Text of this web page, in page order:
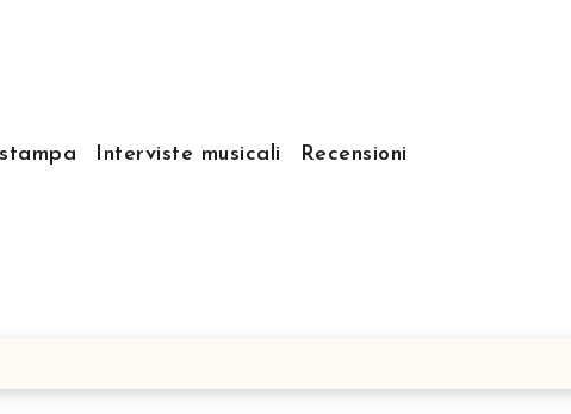
Interviste musicali Recensioni